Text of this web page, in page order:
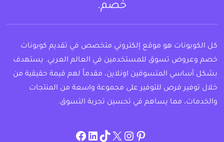
خصم.
كل الكوبونات هو موقع إلكتروني متخصص في تقديم كوبونات
خصم وعروض تسوق للمستخدمين في العالم العربي. يستهدف
بشكل أساسي المتسوقين اونلاين، مقدماً لهم قيمة حقيقية من
خلال توفير فرص للتوفير على مجموعة واسعة من المنتجات
والخدمات، مما يساهم في تحسين تجربة التسوق.
pinterest
allcouponat
twitter
TikTok
linkedin
facebook